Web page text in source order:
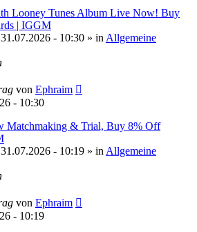
Looney Tunes Album Live Now! Buy
| IGGM
- 10:30 » in Allgemeine
von Ephraim
- 10:30
Matchmaking & Trial, Buy 8% Off
- 10:19 » in Allgemeine
von Ephraim
- 10:19